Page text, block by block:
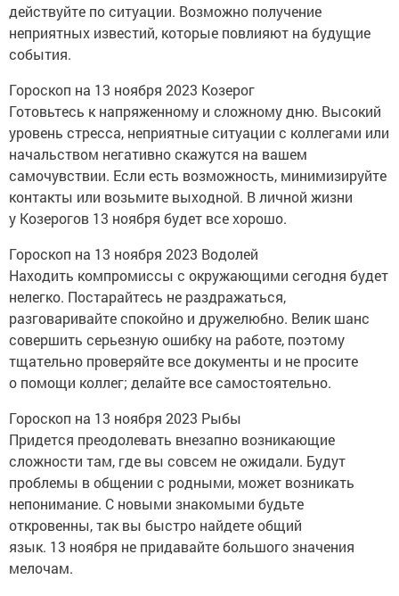
действуйте по ситуации. Возможно получение
неприятных известий, которые повлияют на будущие
события.
Гороскоп на 13 ноября 2023 Козерог
Готовьтесь к напряженному и сложному дню. Высокий
уровень стресса, неприятные ситуации с коллегами или
начальством негативно скажутся на вашем
самочувствии. Если есть возможность, минимизируйте
контакты или возьмите выходной. В личной жизни
у Козерогов 13 ноября будет все хорошо.
Гороскоп на 13 ноября 2023 Водолей
Находить компромиссы с окружающими сегодня будет
нелегко. Постарайтесь не раздражаться,
разговаривайте спокойно и дружелюбно. Велик шанс
совершить серьезную ошибку на работе, поэтому
тщательно проверяйте все документы и не просите
о помощи коллег; делайте все самостоятельно.
Гороскоп на 13 ноября 2023 Рыбы
Придется преодолевать внезапно возникающие
сложности там, где вы совсем не ожидали. Будут
проблемы в общении с родными, может возникать
непонимание. С новыми знакомыми будьте
откровенны, так вы быстро найдете общий
язык. 13 ноября не придавайте большого значения
мелочам.